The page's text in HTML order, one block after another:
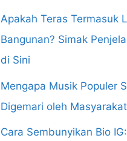
Apakah Teras Termasuk
Bangunan? Simak
di Sini
Mengapa Musik Populer
Digemari oleh
Cara Sembunyikan Bio IG: